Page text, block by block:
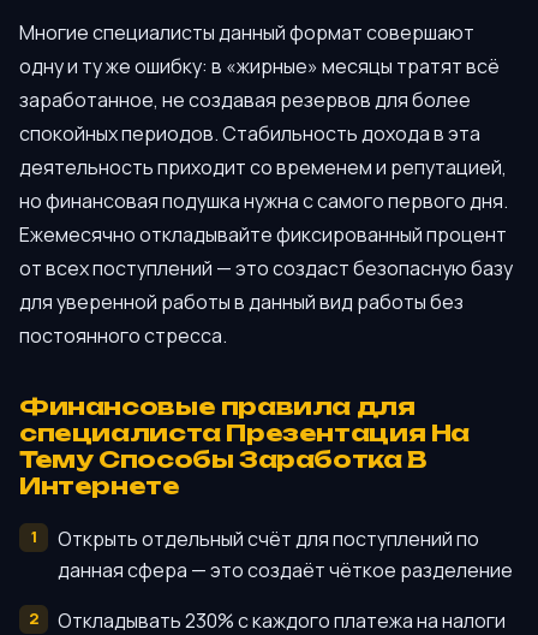
Многие специалисты данный формат совершают
одну и ту же ошибку: в «жирные» месяцы тратят всё
заработанное, не создавая резервов для более
спокойных периодов. Стабильность дохода в эта
деятельность приходит со временем и репутацией,
но финансовая подушка нужна с самого первого дня.
Ежемесячно откладывайте фиксированный процент
от всех поступлений — это создаст безопасную базу
для уверенной работы в данный вид работы без
постоянного стресса.
Финансовые правила для
специалиста Презентация На
Тему Способы Заработка В
Интернете
Открыть отдельный счёт для поступлений по
данная сфера — это создаёт чёткое разделение
Откладывать 230% с каждого платежа на налоги